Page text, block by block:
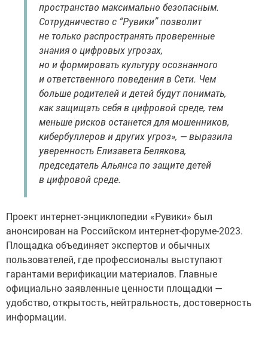
пространство максимально безопасным.
Сотрудничество с “Рувики” позволит
не только распространять проверенные
знания о цифровых угрозах,
но и формировать культуру осознанного
и ответственного поведения в Сети. Чем
больше родителей и детей будут понимать,
как защищать себя в цифровой среде, тем
меньше рисков останется для мошенников,
кибербуллеров и других угроз», — выразила
уверенность Елизавета Белякова,
председатель Альянса по защите детей
в цифровой среде.
Проект интернет-энциклопедии «Рувики» был
анонсирован на Российском интернет-форуме-2023.
Площадка объединяет экспертов и обычных
пользователей, где профессионалы выступают
гарантами верификации материалов. Главные
официально заявленные ценности площадки —
удобство, открытость, нейтральность, достоверность
информации.